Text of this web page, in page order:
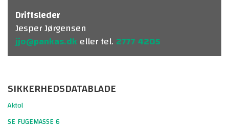
Driftsleder
Jesper Jørgensen
jjo@pankas.dk eller tel. 2777 4205
SIKKERHEDSDATABLADE
Aktol
SE FUGEMASSE 6